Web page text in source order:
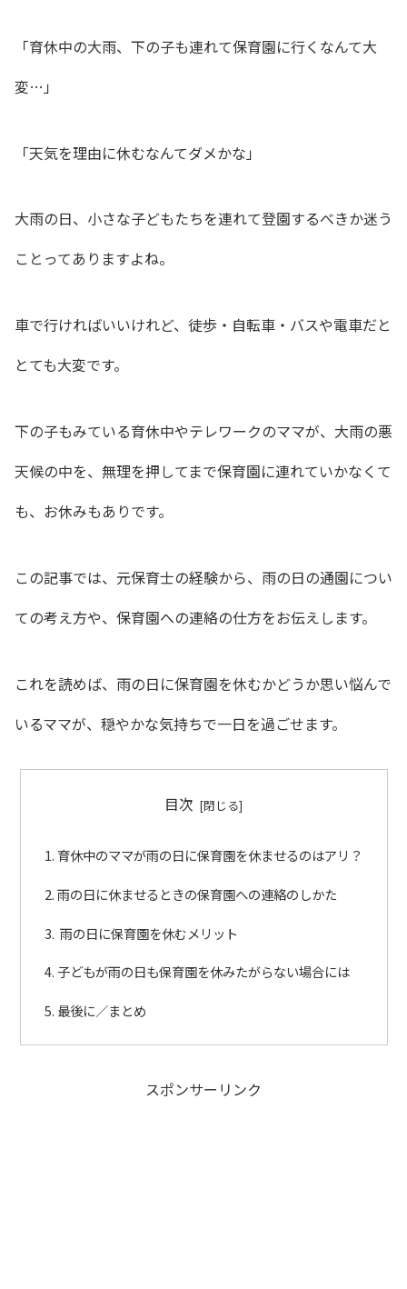
「育休中の大雨、下の子も連れて保育園に行くなんて大
変…」
「天気を理由に休むなんてダメかな」
大雨の日、小さな子どもたちを連れて登園するべきか迷う
ことってありますよね。
車で行ければいいけれど、徒歩・自転車・バスや電車だと
とても大変です。
下の子もみている育休中やテレワークのママが、大雨の悪
天候の中を、無理を押してまで保育園に連れていかなくて
も、 お休みもありです。
この記事では、元保育士の経験から、雨の日の通園につい
ての考え方や、保育園への連絡の仕方をお伝えします。
これを読めば、雨の日に保育園を休むかどうか思い悩んで
いるママが、穏やかな気持ちで一日を過ごせます。
目次
育休中のママが雨の日に保育園を休ませるのはアリ？
雨の日に休ませるときの保育園への連絡のしかた
雨の日に保育園を休むメリット
子どもが雨の日も保育園を休みたがらない場合には
最後に／まとめ
スポンサーリンク